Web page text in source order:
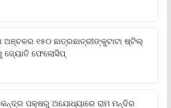
୧୫୦ ଛାତ୍ରଛାତ୍ରୀଙ୍କୁଟାଟା ଷ୍ଟିଲ୍
ଜ୍ୟୋତି ଫେଲୋସିପ୍‌
ପକ୍ଷରୁ ଅଯୋଧ୍ୟାରେ ରାମ ମନ୍ଦିର